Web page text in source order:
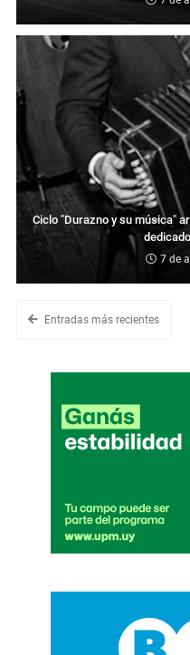
Ciclo "Durazno y su música"
7 de
Entradas más recientes